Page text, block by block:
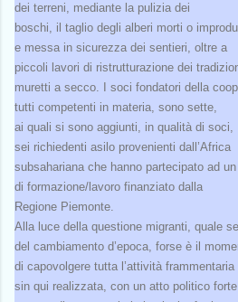
dei terreni, mediante la pulizia dei
boschi, il taglio degli alberi morti o
e messa in sicurezza dei sentieri, oltre a
piccoli lavori di ristrutturazione dei
muretti a secco. I soci fondatori della
tutti competenti in materia, sono sette,
ai quali si sono aggiunti, in qualità di soci,
sei richiedenti asilo provenienti dall’Africa
subsahariana che hanno partecipato ad
di formazione/lavoro finanziato dalla
Regione Piemonte.
Alla luce della questione migranti, quale
del cambiamento d’epoca, forse è il
di capovolgere tutta l’attività frammentaria
sin qui realizzata, con un atto politico forte